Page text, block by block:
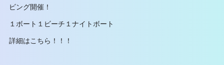
ビング開催！
１ボート１ビーチ１ナイトボート
詳細はこちら！！！